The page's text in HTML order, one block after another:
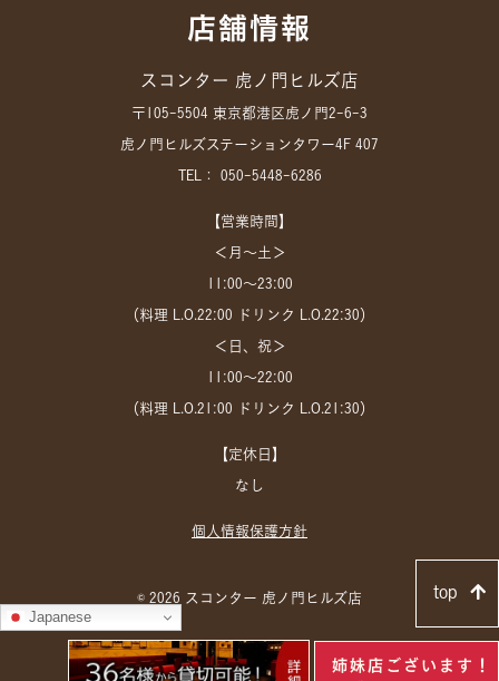
店舗情報
スコンター 虎ノ門ヒルズ店
〒105-5504 東京都港区虎ノ門2-6-3
虎ノ門ヒルズステーションタワー4F 407
TEL： 050-5448-6286
【営業時間】
＜月～土＞
11:00～23:00
（料理 L.O.22:00 ドリンク L.O.22:30）
＜日、祝＞
11:00～22:00
（料理 L.O.21:00 ドリンク L.O.21:30）
【定休日】
なし
個人情報保護方針
© 2026 スコンター 虎ノ門ヒルズ店 top
姉妹店ございます！
Japanese